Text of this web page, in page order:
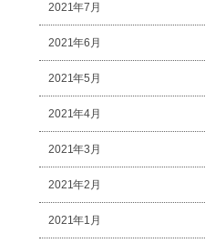
2021年7月
2021年6月
2021年5月
2021年4月
2021年3月
2021年2月
2021年1月